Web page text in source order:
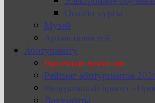
Онлайн-курсы
Музей
Архив новостей
Абитуриенту
Приемная комиссия
Рейтинг абитуриентов
Федеральный проект
Документы